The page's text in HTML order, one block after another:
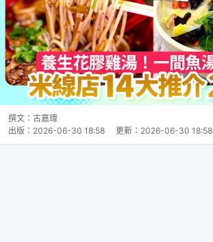
撰文： 古嘉瑋
出版： 2026-06-30 18:58 更新： 2026-06-30 18:58